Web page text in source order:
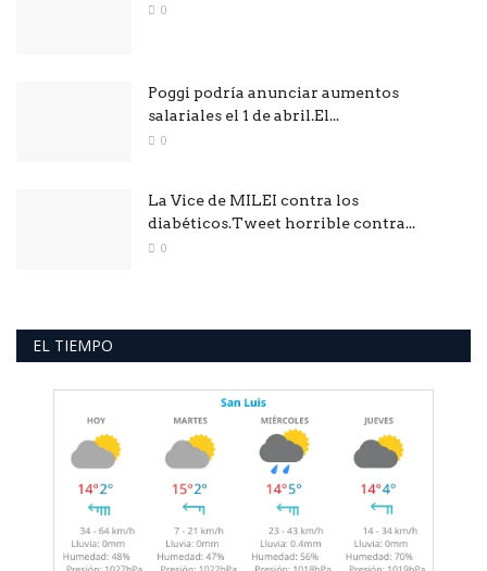
0
Poggi podría anunciar aumentos
salariales el 1 de abril.El...
0
La Vice de MILEI contra los
diabéticos.Tweet horrible contra...
0
EL TIEMPO